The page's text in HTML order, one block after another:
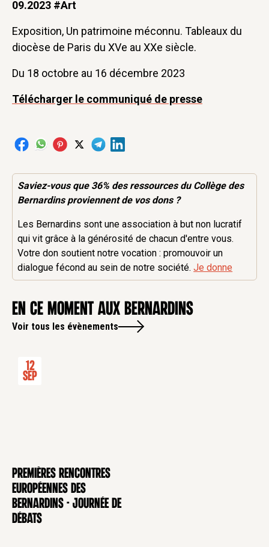
09.2023 #Art
Exposition, Un patrimoine méconnu. Tableaux du
diocèse de Paris du XVe au XXe siècle.
Du 18 octobre au 16 décembre 2023
Télécharger le communiqué de presse
Saviez-vous que 36% desressourcesdu Collège des
Bernardins proviennent de vos dons ?
Les Bernardins sont une association à but non lucratif
qui vit grâce à la générosité de chacun d'entre vous.
Votre don soutient notre vocation : promouvoir un
dialogue fécond au sein de notre société.Je donne
en ce moment aux Bernardins
Voir tous les évènements
CONFÉRENCE
12
Sep
Premières rencontres
européennes des
Bernardins - Journée de
débats